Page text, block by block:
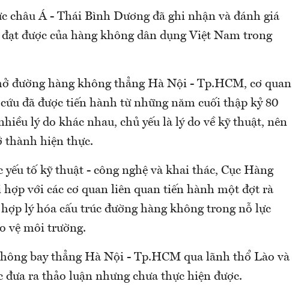
châu Á - Thái Bình Dương đã ghi nhận và đánh giá
được của hàng không dân dụng Việt Nam trong
đường hàng không thẳng Hà Nội - Tp.HCM, cơ quan
đã được tiến hành từ những năm cuối thập kỷ 80
lý do khác nhau, chủ yếu là lý do về kỹ thuật, nên
thành hiện thực.
yếu tố kỹ thuật - công nghệ và khai thác, Cục Hàng
với các cơ quan liên quan tiến hành một đợt rà
lý hóa cấu trúc đường hàng không trong nỗ lực
vệ môi trường.
bay thẳng Hà Nội - Tp.HCM qua lãnh thổ Lào và
đưa ra thảo luận nhưng chưa thực hiện được.